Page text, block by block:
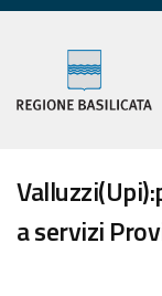
a servizi